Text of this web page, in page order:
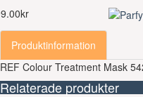
Produktinformation
REF Colour Treatment Mask
Relaterade produkter